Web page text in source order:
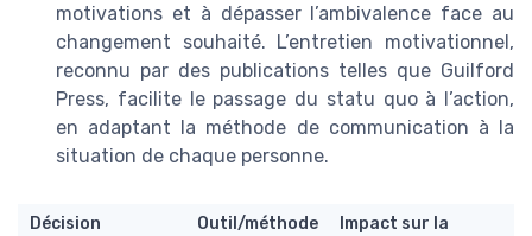
motivations et à dépasser l’ambivalence face au
changement souhaité. L’entretien motivationnel,
reconnu par des publications telles que Guilford
Press, facilite le passage du statu quo à l’action,
en adaptant la méthode de communication à la
situation de chaque personne.
Décision
Outil/méthode
Impact sur la